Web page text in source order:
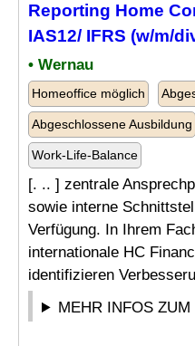
Reporting Home
IAS12/ IFRS (w/m/
• Wernau
Homeoffice möglich
Abgeschlossene Ausbildung
Work-Life-Balance
[. .. ] zentrale
sowie interne
Verfügung. In Ihrem
internationale HC
identifizieren
MEHR INFOS